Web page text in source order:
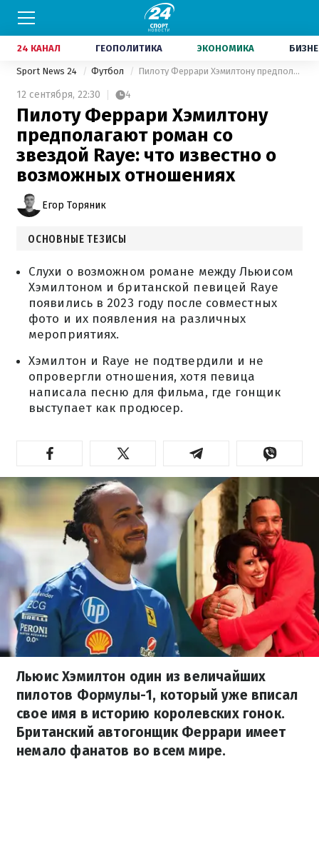
24 КАНАЛ ГЕОПОЛИТИКА ЭКОНОМИКА
Sport News 24 Футбол Пилоту Феррари Хэмилтону предполагают роман со звездой Raye: что известно о возможных отношениях
12 сентября, 22:30 4
Пилоту Феррари Хэмилтону
предполагают роман со
звездой Raye: что известно о
возможных отношениях
Егор Торяник
ОСНОВНЫЕ ТЕЗИСЫ
Слухи о возможном романе между Льюисом
Хэмилтоном и британской певицей Raye
появились в 2023 году после совместных
фото и их появления на различных
мероприятиях.
Хэмилтон и Raye не подтвердили и не
опровергли отношения, хотя певица
написала песню для фильма, где гонщик
выступает как продюсер.
Льюис Хэмилтон один из величайших
пилотов Формулы-1, который уже вписал
свое имя в историю королевских гонок.
Британский автогонщик Феррари имеет
немало фанатов во всем мире.